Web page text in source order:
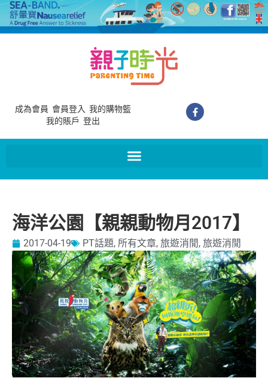
成為會員 會員登入 我的購物籃
我的賬戶 登出
海洋公園【親親動物月2017】
2017-04-19 PT話題, 所有文章, 旅遊消閒, 旅遊消閒